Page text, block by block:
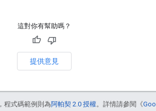
這對你有幫助嗎？
提供意見
，程式碼範例則為阿帕契 2.0 授權。詳情請參閱《